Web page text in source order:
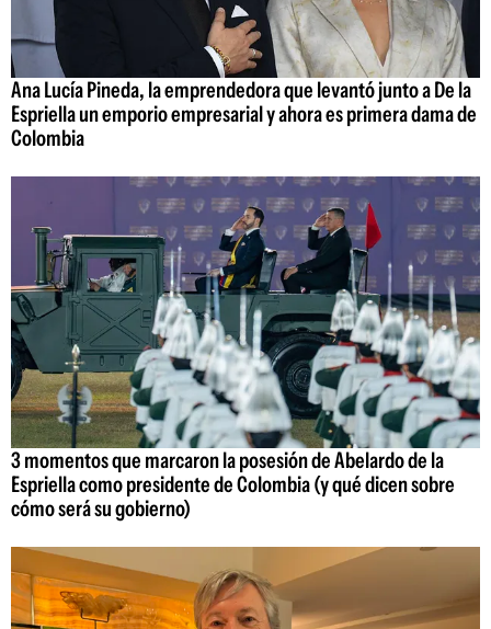
Ana Lucía Pineda, la emprendedora que levantó junto a De la
Espriella un emporio empresarial y ahora es primera dama de
Colombia
3 momentos que marcaron la posesión de Abelardo de la
Espriella como presidente de Colombia (y qué dicen sobre
cómo será su gobierno)